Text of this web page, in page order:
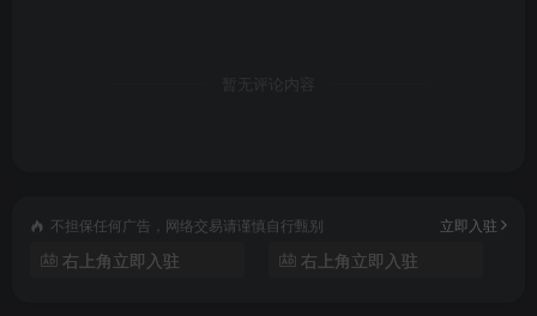
暂无评论内容
不担保任何广告，网络交易请谨慎自行甄别 立即入驻
右上角立即入驻 右上角立即入驻